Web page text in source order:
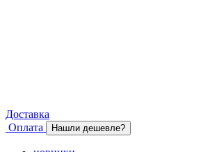
Доставка
Оплата
Нашли дешевле?